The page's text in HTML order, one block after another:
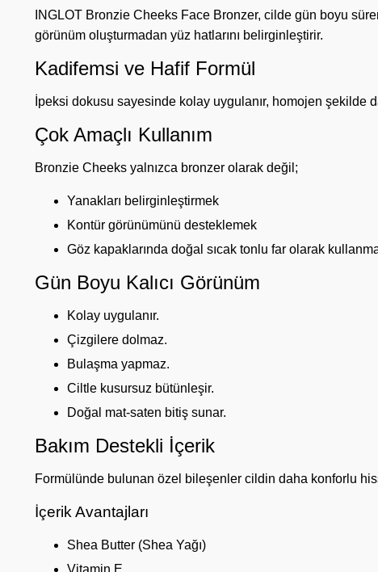
INGLOT Bronzie Cheeks Face Bronzer, cilde gün boyu
görünüm oluşturmadan yüz hatlarını belirginleştirir.
Kadifemsi ve Hafif Formül
İpeksi dokusu sayesinde kolay uygulanır, homojen şekilde
Çok Amaçlı Kullanım
Bronzie Cheeks yalnızca bronzer olarak değil;
Yanakları belirginleştirmek
Kontür görünümünü desteklemek
Göz kapaklarında doğal sıcak tonlu far olarak
Gün Boyu Kalıcı Görünüm
Kolay uygulanır.
Çizgilere dolmaz.
Bulaşma yapmaz.
Ciltle kusursuz bütünleşir.
Doğal mat-saten bitiş sunar.
Bakım Destekli İçerik
Formülünde bulunan özel bileşenler cildin daha konforlu
İçerik Avantajları
Shea Butter (Shea Yağı)